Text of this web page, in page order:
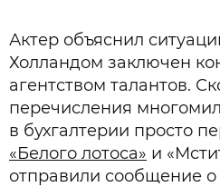
Актер объяснил
Холландом заключен
агентством талантов.
перечисления
в бухгалтерии просто
«Белого лотоса» и
отправили сообщение о